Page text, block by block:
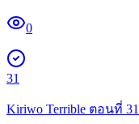
0
31
Kiriwo Terrible ตอนที่ 31